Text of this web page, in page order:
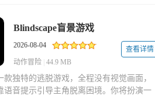
Blindscape盲景游戏
2026-08-04
动作冒险 44.9 MB
查看详情
款独特的逃脱游戏，全程没有视觉画面，
语音提示引导主角脱离困境。你将扮演一